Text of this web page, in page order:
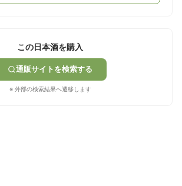
この日本酒を購入
通販サイトを検索する
※ 外部の検索結果へ遷移します